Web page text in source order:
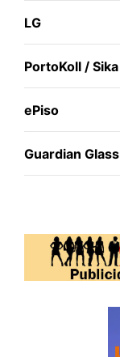
LG
PortoKoll / Sika
ePiso
Guardian Glass